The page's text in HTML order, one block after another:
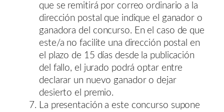
que se remitirá por correo ordinario a la
dirección postal que indique el ganador o
ganadora del concurso. En el caso de que
este/a no facilite una dirección postal en
el plazo de 15 días desde la publicación
del fallo, el jurado podrá optar entre
declarar un nuevo ganador o dejar
desierto el premio.
La presentación a este concurso supone